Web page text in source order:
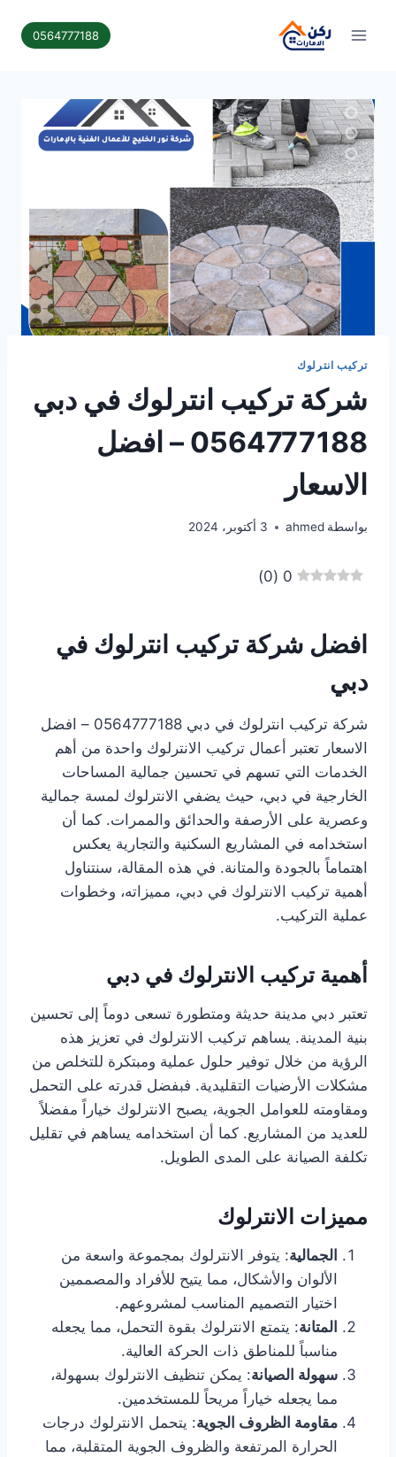
0564777188
تركيب انترلوك
شركة تركيب انترلوك في دبي
0564777188 – افضل
الاسعار
بواسطة ahmed 3 أكتوبر، 2024
0
(
0
)
افضل شركة تركيب انترلوك في
دبي
شركة تركيب انترلوك في دبي 0564777188 – افضل
الاسعار تعتبر أعمال تركيب الانترلوك واحدة من أهم
الخدمات التي تسهم في تحسين جمالية المساحات
الخارجية في دبي، حيث يضفي الانترلوك لمسة جمالية
وعصرية على الأرصفة والحدائق والممرات. كما أن
استخدامه في المشاريع السكنية والتجارية يعكس
اهتماماً بالجودة والمتانة. في هذه المقالة، سنتناول
أهمية تركيب الانترلوك في دبي، مميزاته، وخطوات
عملية التركيب.
أهمية تركيب الانترلوك في دبي
تعتبر دبي مدينة حديثة ومتطورة تسعى دوماً إلى تحسين
بنية المدينة. يساهم تركيب الانترلوك في تعزيز هذه
الرؤية من خلال توفير حلول عملية ومبتكرة للتخلص من
مشكلات الأرضيات التقليدية. فبفضل قدرته على التحمل
ومقاومته للعوامل الجوية، يصبح الانترلوك خياراً مفضلاً
للعديد من المشاريع. كما أن استخدامه يساهم في تقليل
تكلفة الصيانة على المدى الطويل.
مميزات الانترلوك
الجمالية: يتوفر الانترلوك بمجموعة واسعة من
الألوان والأشكال، مما يتيح للأفراد والمصممين
اختيار التصميم المناسب لمشروعهم.
المتانة: يتمتع الانترلوك بقوة التحمل، مما يجعله
مناسباً للمناطق ذات الحركة العالية.
سهولة الصيانة: يمكن تنظيف الانترلوك بسهولة،
مما يجعله خياراً مريحاً للمستخدمين.
مقاومة الظروف الجوية: يتحمل الانترلوك درجات
الحرارة المرتفعة والظروف الجوية المتقلبة، مما